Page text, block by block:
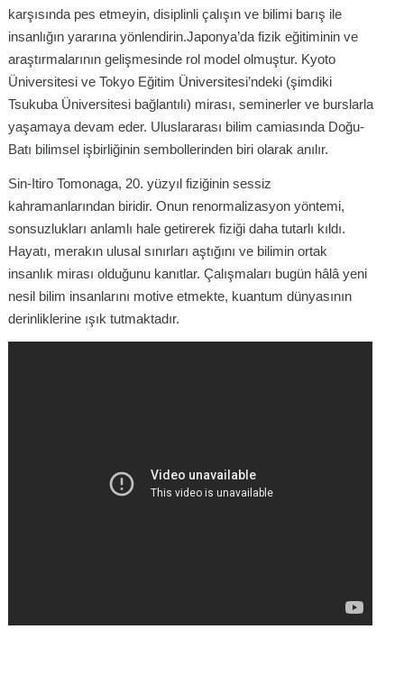
karşısında pes etmeyin, disiplinli çalışın ve bilimi barış ile
insanlığın yararına yönlendirin.Japonya’da fizik eğitiminin ve
araştırmalarının gelişmesinde rol model olmuştur. Kyoto
Üniversitesi ve Tokyo Eğitim Üniversitesi’ndeki (şimdiki
Tsukuba Üniversitesi bağlantılı) mirası, seminerler ve burslarla
yaşamaya devam eder. Uluslararası bilim camiasında Doğu-
Batı bilimsel işbirliğinin sembollerinden biri olarak anılır.
Sin-Itiro Tomonaga, 20. yüzyıl fiziğinin sessiz
kahramanlarından biridir. Onun renormalizasyon yöntemi,
sonsuzlukları anlamlı hale getirerek fiziği daha tutarlı kıldı.
Hayatı, merakın ulusal sınırları aştığını ve bilimin ortak
insanlık mirası olduğunu kanıtlar. Çalışmaları bugün hâlâ yeni
nesil bilim insanlarını motive etmekte, kuantum dünyasının
derinliklerine ışık tutmaktadır.